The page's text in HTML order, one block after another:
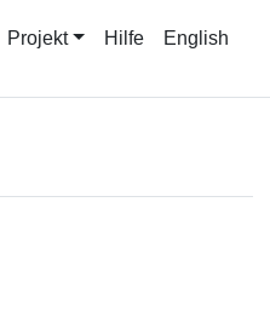
Projekt Hilfe English